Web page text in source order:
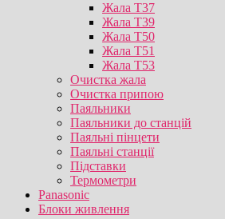
Жала T37
Жала T39
Жала T50
Жала T51
Жала T53
Очистка жала
Очистка припою
Паяльники
Паяльники до станцій
Паяльні пінцети
Паяльні станції
Підставки
Термометри
Panasonic
Блоки живлення